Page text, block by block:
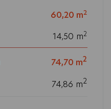
60,20 m2
14,50 m2
74,70 m2
74,86 m2